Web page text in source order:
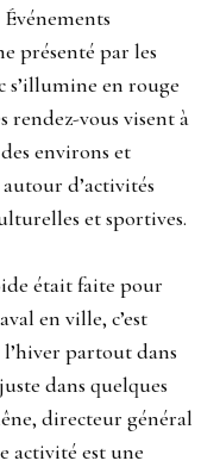
présenté par les
s’illumine en rouge
rendez-vous visent à
environs et
d’activités
et sportives.
était faite pour
en ville, c’est
partout dans
dans quelques
directeur général
activité est une